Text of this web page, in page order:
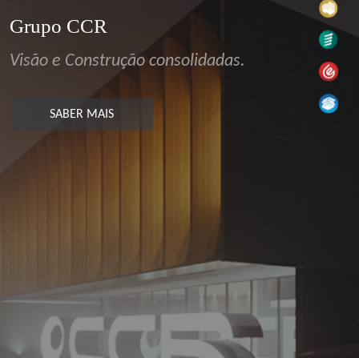
Grupo CCR
Visão e Construção consolidadas.
SABER MAIS